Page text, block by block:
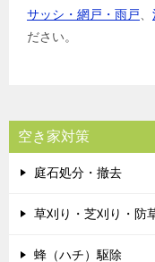
サッシ・網戸・雨戸
ださい。
空き家対策
庭石処分・撤去
草刈り・芝刈り・防
蜂（ハチ）駆除